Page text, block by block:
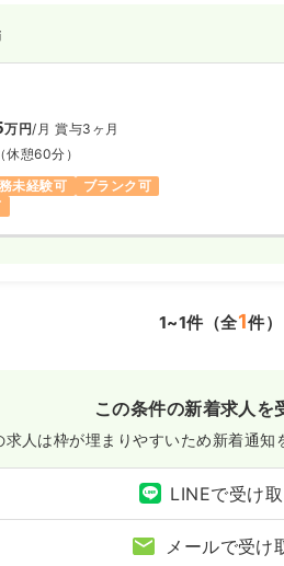
万円/月 賞与3ヶ月
（休憩60分）
未経験可
ブランク可
1~1件（全1件）
この条件の新着求人を
求人は枠が埋まりやすいため新着通知
LINEで受け
メールで受け